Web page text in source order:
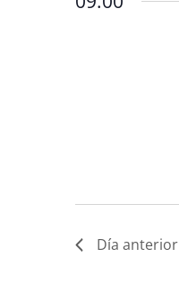
Día anterior